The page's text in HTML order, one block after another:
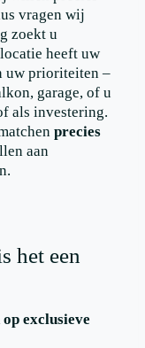
vragen wij
zoekt u
heeft uw
uw prioriteiten –
garage, of u
als investering.
precies
aan
het een
exclusieve